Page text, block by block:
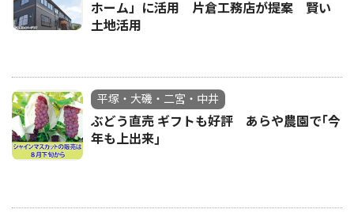
ホーム」に活用 片倉工務店が提案 賢い
土地活用
平塚・大磯・二宮・中井
ぶどう直売 ギフトも好評 あらや農園で｢今
年も上出来｣